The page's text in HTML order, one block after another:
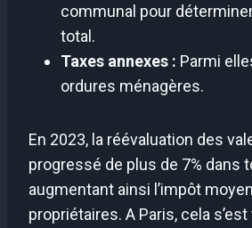
communal pour
total.
Taxes annexes : Parmi
ordures ménagères.
En 2023, la réévaluation des
progressé de plus de 7% dans
augmentant ainsi l’impôt
propriétaires. A Paris, cela